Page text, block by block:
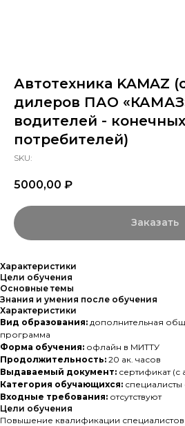
Автотехника KAMAZ
дилеров ПАО
водителей - конечных
потребителей)
SKU:
5000,00 ₽
Заказать
Характеристики
Цели обучения
Основные темы
Знания и умения после обучения
Характеристики
Вид образования: дополнительная
программа
Форма обучения: офлайн в МИТТУ
Продолжительность: 20 ак. часов
Выдаваемый документ: сертификат (с
Категория обучающихся: специалисты
Входные требования: отсутствуют
Цели обучения
Повышение квалификации